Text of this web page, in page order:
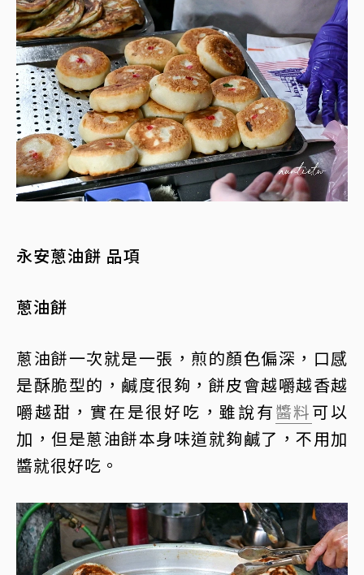
永安蔥油餅 品項
蔥油餅
蔥油餅一次就是一張，煎的顏色偏深，口感
是酥脆型的，鹹度很夠，餅皮會越嚼越香越
嚼越甜，實在是很好吃，雖說有醬料可以
加，但是蔥油餅本身味道就夠鹹了，不用加
醬就很好吃。